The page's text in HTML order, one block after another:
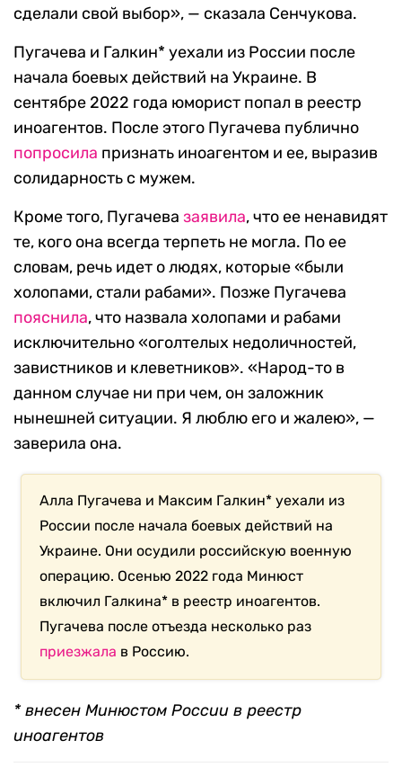
сделали свой выбор», — сказала Сенчукова.
Пугачева и Галкин* уехали из России после
начала боевых действий на Украине. В
сентябре 2022 года юморист попал в реестр
иноагентов. После этого Пугачева публично
попросила признать иноагентом и ее, выразив
солидарность с мужем.
Кроме того, Пугачева заявила, что ее ненавидят
те, кого она всегда терпеть не могла. По ее
словам, речь идет о людях, которые «были
холопами, стали рабами». Позже Пугачева
пояснила, что назвала холопами и рабами
исключительно «оголтелых недоличностей,
завистников и клеветников». «Народ-то в
данном случае ни при чем, он заложник
нынешней ситуации. Я люблю его и жалею», —
заверила она.
Алла Пугачева и Максим Галкин* уехали из
России после начала боевых действий на
Украине. Они осудили российскую военную
операцию. Осенью 2022 года Минюст
включил Галкина* в реестр иноагентов.
Пугачева после отъезда несколько раз
приезжала в Россию.
* внесен Минюстом России в реестр
иноагентов